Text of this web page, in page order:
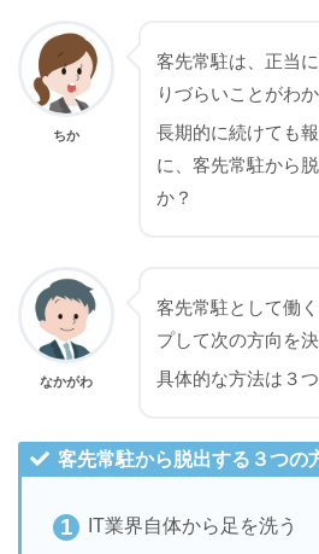
ちか
客先常駐は、正当
りづらいことがわか
長期的に続けても
に、客先常駐から
か？
なかがわ
客先常駐として働
プして次の方向を
具体的な方法は３つ
客先常駐から脱出する３つの
IT業界自体から足を洗う